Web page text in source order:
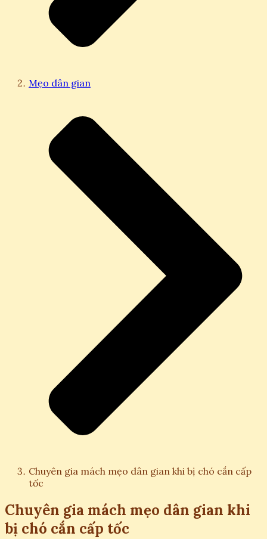
Mẹo dân gian
Chuyên gia mách mẹo dân gian khi bị chó cắn cấp
tốc
Chuyên gia mách mẹo dân gian khi
bị chó cắn cấp tốc